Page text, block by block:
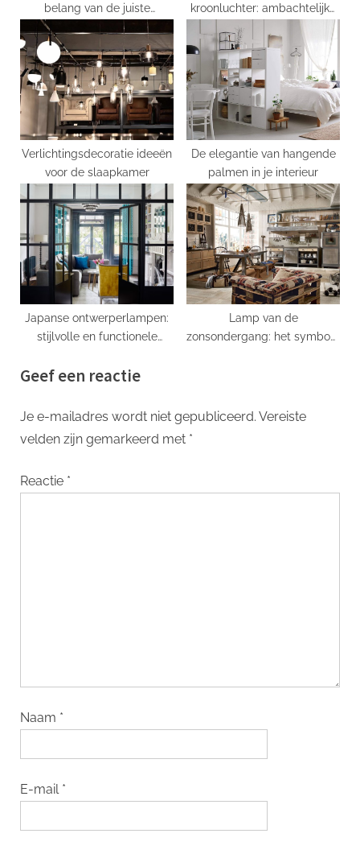
belang van de juiste
verlichting in uw
leefomgeving
kroonluchter: ambachtelijke
schoonheid in huis
Verlichtingsdecoratie ideeën
voor de slaapkamer
De elegantie van hangende
palmen in je interieur
Japanse ontwerperlampen:
stijlvolle en functionele
Lamp van de
zonsondergang: het symbool
Geef een reactie
Je e-mailadres wordt niet gepubliceerd. Vereiste
velden zijn gemarkeerd met *
Reactie *
Naam *
E-mail *